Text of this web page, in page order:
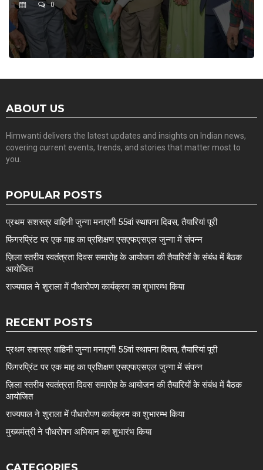
0
ABOUT US
Himwanti delivers the latest updates and insights on Indian news,
covering current events, trends, and stories that matter most to
you.
POPULAR POSTS
प्रथम सशस्त्र वाहिनी जुन्गा मनाएगी 55वां स्थापना दिवस, तैयारियां पूरी
फिंगरप्रिंट पर एक माह का प्रशिक्षण एसएफएसएल जुन्गा में संपन्न
ज़िला स्तरीय स्वतंत्रता दिवस समारोह के आयोजन की तैयारियों के संबंध में बैठक
आयोजित
राज्यपाल ने शुराला में पौधारोपण कार्यक्रम का शुभारम्भ किया
RECENT POSTS
प्रथम सशस्त्र वाहिनी जुन्गा मनाएगी 55वां स्थापना दिवस, तैयारियां पूरी
फिंगरप्रिंट पर एक माह का प्रशिक्षण एसएफएसएल जुन्गा में संपन्न
ज़िला स्तरीय स्वतंत्रता दिवस समारोह के आयोजन की तैयारियों के संबंध में बैठक
आयोजित
राज्यपाल ने शुराला में पौधारोपण कार्यक्रम का शुभारम्भ किया
मुख्यमंत्री ने पौधरोपण अभियान का शुभारंभ किया